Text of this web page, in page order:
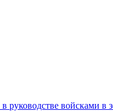
в руководстве войсками